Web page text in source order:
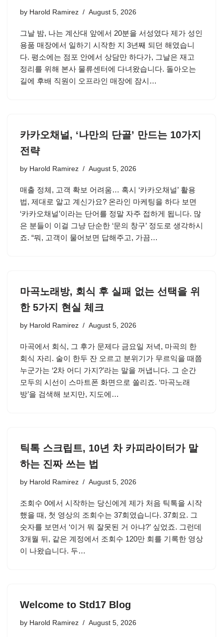
by Harold Ramirez August 5, 2026
그날 밤, 나는 계산대 앞에서 20분을 서성였다 제가 성인
용품 매장에서 일하기 시작한 지 3년째 되던 해였습니
다. 평소에는 점포 안에서 상담만 하다가, 그날은 재고
정리를 위해 본사 물류센터에 다녀왔습니다. 돌아오는
길에 후배 직원이 오프라인 매장에 잠시…
카카오채널, ‘나만의 단골’ 만드는 10가지
전략
by Harold Ramirez August 5, 2026
매출 정체, 고객 확보 어려움… 혹시 ‘카카오채널’ 활용
법, 제대로 알고 계신가요? 온라인 마케팅을 하다 보면
‘카카오채널’이라는 단어를 정말 자주 접하게 됩니다. 많
은 분들이 이걸 그냥 단순한 ‘문의 창구’ 정도로 생각하시
죠. “뭐, 고객이 물어보면 답해주고, 가끔…
마곡노래방, 회식 후 실패 없는 선택을 위
한 5가지 현실 체크
by Harold Ramirez August 5, 2026
마곡에서 회식, 그 후가 문제다 금요일 저녁, 마곡의 한
회식 자리. 술이 한두 잔 오르고 분위기가 무르익을 때쯤
누군가는 ‘2차 어디 가지?’라는 말을 꺼냅니다. 그 순간
모두의 시선이 스마트폰 화면으로 쏠리죠. ‘마곡노래
방’을 검색해 보지만, 지도에…
틱톡 스크립트, 10년 차 카피라이터가 말
하는 진짜 쓰는 법
by Harold Ramirez August 5, 2026
조회수 0에서 시작하는 당신에게 제가 처음 틱톡을 시작
했을 때, 첫 영상의 조회수는 37회였습니다. 37회요. 그
숫자를 보면서 ‘이거 뭐 잘못된 거 아냐?’ 싶었죠. 그런데
3개월 뒤, 같은 계정에서 조회수 120만 회를 기록한 영상
이 나왔습니다. 두…
Welcome to Std17 Blog
by Harold Ramirez August 5, 2026